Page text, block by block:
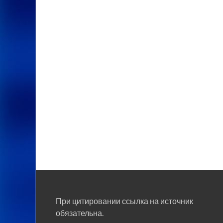
При цитировании ссылка на источник
обязательна.